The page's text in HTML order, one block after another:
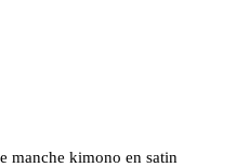
manche kimono en satin